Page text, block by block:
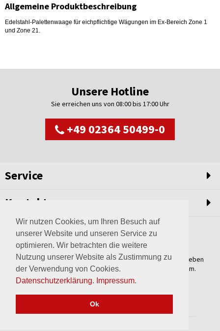
Wir nutzen Cookies, um Ihren Besuch auf
unserer Website und unseren Service zu
optimieren. Wir betrachten die weitere
Nutzung unserer Website als Zustimmung zu
der Verwendung von Cookies.
Datenschutzerklärung. Impressum.
Ok
Allgemeine Produktbeschreibung
Edelstahl-Palettenwaage für eichpflichtige Wägungen im Ex-Bereich Zone 1
und Zone 21.
Unsere Hotline
Sie erreichen uns von 08:00 bis 17:00 Uhr
+49 02364 50499-0
Service
Kontakt
Weltweit setzen wir unsere Erfahrungswerte und unser Streben
nach innovativen Lösungen in unvergleichliche Anlagen um.
Erfahren Sie mehr über uns.